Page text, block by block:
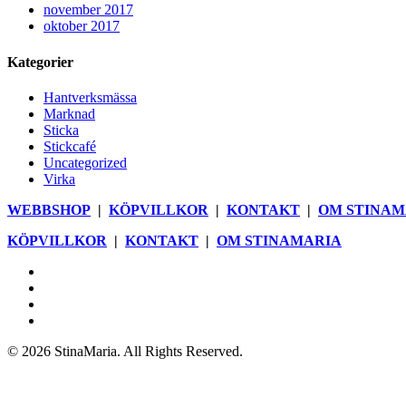
november 2017
oktober 2017
Kategorier
Hantverksmässa
Marknad
Sticka
Stickcafé
Uncategorized
Virka
WEBBSHOP | KÖPVILLKOR | KONTAKT | OM
KÖPVILLKOR | KONTAKT | OM STINAMARIA
© 2026 StinaMaria. All Rights Reserved.